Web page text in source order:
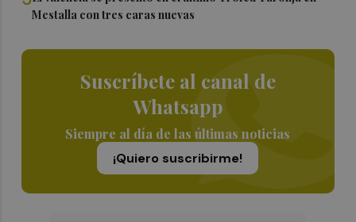
Mestalla con tres caras nuevas
Suscríbete al canal de
Whatsapp
Siempre al día de las últimas noticias
¡Quiero suscribirme!